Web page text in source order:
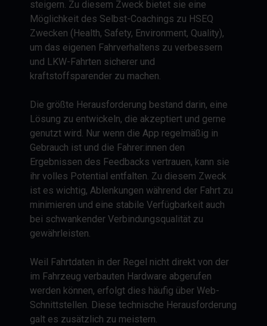
steigern. Zu diesem Zweck bietet sie eine
Möglichkeit des Selbst-Coachings zu HSEQ
Zwecken (Health, Safety, Environment, Quality),
um das eigenen Fahrverhaltens zu verbessern
und LKW-Fahrten sicherer und
kraftstoffsparender zu machen.
Die größte Herausforderung bestand darin, eine
Lösung zu entwickeln, die akzeptiert und gerne
genutzt wird. Nur wenn die App regelmäßig in
Gebrauch ist und die Fahrer:innen den
Ergebnissen des Feedbacks vertrauen, kann sie
ihr volles Potential entfalten. Zu diesem Zweck
ist es wichtig, Ablenkungen während der Fahrt zu
minimieren und eine stabile Verfügbarkeit auch
bei schwankender Verbindungsqualität zu
gewährleisten.
Weil Fahrtdaten in der Regel nicht direkt von der
im Fahrzeug verbauten Hardware abgerufen
werden können, erfolgt dies häufig über Web-
Schnittstellen. Diese technische Herausforderung
galt es zusätzlich zu meistern.